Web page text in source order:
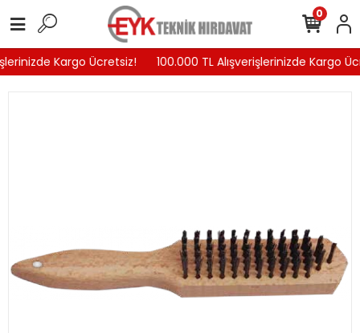
Kargo Ücretsiz! 100.000 TL Alışverişlerinizde Kargo
0